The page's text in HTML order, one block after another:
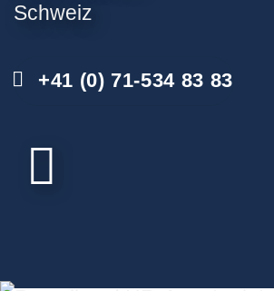
Schweiz
+41 (0) 71-534 83 83